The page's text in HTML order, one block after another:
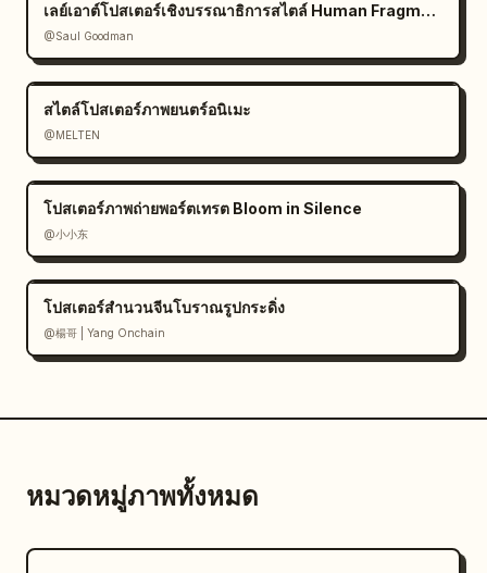
เลย์เอาต์โปสเตอร์เชิงบรรณาธิการสไตล์ Human Fragments
@Saul Goodman
สไตล์โปสเตอร์ภาพยนตร์อนิเมะ
@MELTEN
โปสเตอร์ภาพถ่ายพอร์ตเทรต Bloom in Silence
@小小东
โปสเตอร์สำนวนจีนโบราณรูปกระดิ่ง
@楊哥 | Yang Onchain
หมวดหมู่ภาพทั้งหมด